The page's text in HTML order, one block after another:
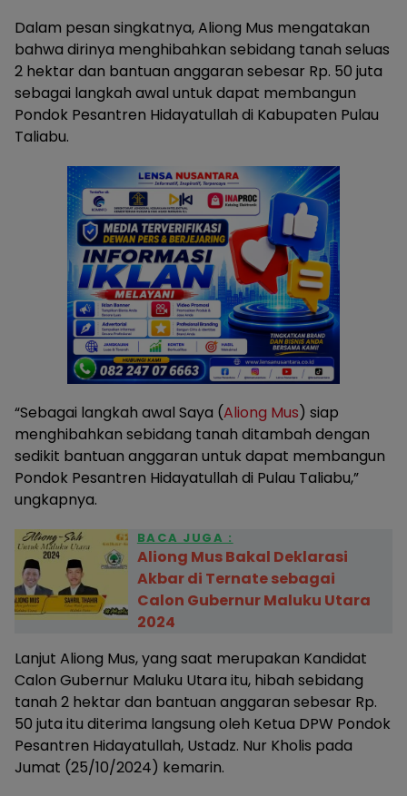
Dalam pesan singkatnya, Aliong Mus mengatakan
bahwa dirinya menghibahkan sebidang tanah seluas
2 hektar dan bantuan anggaran sebesar Rp. 50 juta
sebagai langkah awal untuk dapat membangun
Pondok Pesantren Hidayatullah di Kabupaten Pulau
Taliabu.
“Sebagai langkah awal Saya (Aliong Mus) siap
menghibahkan sebidang tanah ditambah dengan
sedikit bantuan anggaran untuk dapat membangun
Pondok Pesantren Hidayatullah di Pulau Taliabu,”
ungkapnya.
BACA JUGA :
Aliong Mus Bakal Deklarasi
Akbar di Ternate sebagai
Calon Gubernur Maluku Utara
2024
Lanjut Aliong Mus, yang saat merupakan Kandidat
Calon Gubernur Maluku Utara itu, hibah sebidang
tanah 2 hektar dan bantuan anggaran sebesar Rp.
50 juta itu diterima langsung oleh Ketua DPW Pondok
Pesantren Hidayatullah, Ustadz. Nur Kholis pada
Jumat (25/10/2024) kemarin.